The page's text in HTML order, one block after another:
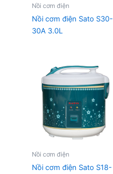
Nồi cơm điện
Nồi cơm điện Sato S30-
30A 3.0L
Nồi cơm điện
Nồi cơm điện Sato S18-